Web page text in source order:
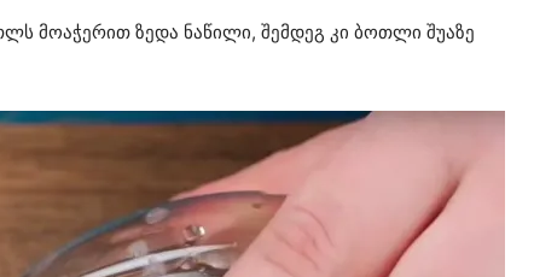
მოაჭერით ზედა ნაწილი, შემდეგ კი ბოთლი შუაზე